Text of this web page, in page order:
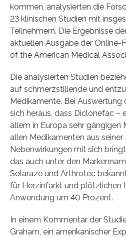
kommen, analysierten die
23 klinischen Studien mit
Teilnehmern. Die Ergebnisse
aktuellen Ausgabe der Online-
of the American Medical
Die analysierten Studien
auf schmerzstillende und
Medikamente. Bei Auswertung
sich heraus, dass Diclonefac –
allem in Europa sehr gängigen
allen Medikamenten aus
Nebenwirkungen mit sich
das auch unter den
Solaraze und Arthrotec
für Herzinfarkt und plötzlichen
Anwendung um 40 Prozent.
In einem Kommentar der
Graham, ein amerikanischer